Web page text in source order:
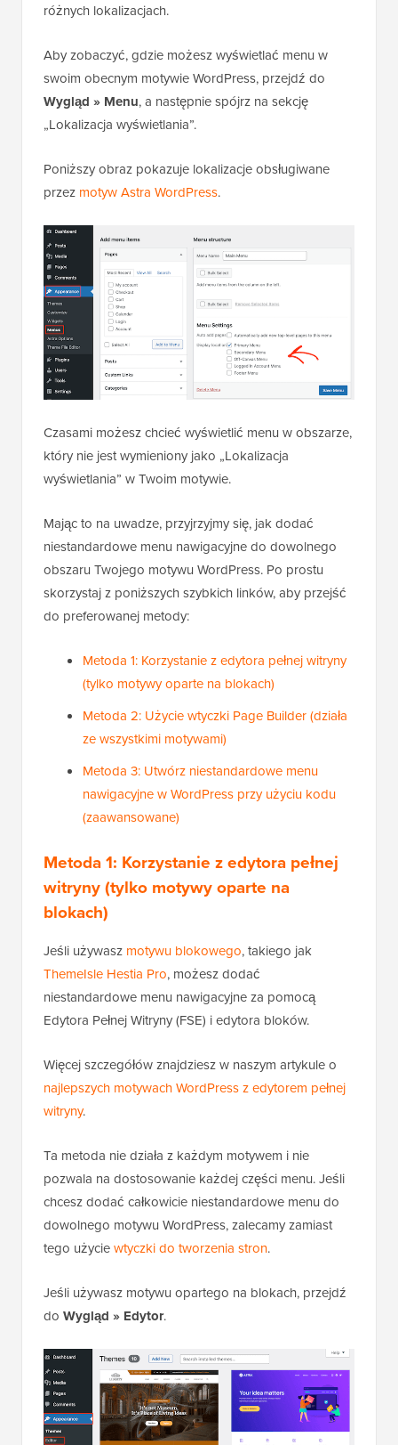
różnych lokalizacjach.
Aby zobaczyć, gdzie możesz wyświetlać menu w
swoim obecnym motywie WordPress, przejdź do
Wygląd » Menu, a następnie spójrz na sekcję
„Lokalizacja wyświetlania”.
Poniższy obraz pokazuje lokalizacje obsługiwane
przez motyw Astra WordPress.
Czasami możesz chcieć wyświetlić menu w obszarze,
który nie jest wymieniony jako „Lokalizacja
wyświetlania” w Twoim motywie.
Mając to na uwadze, przyjrzyjmy się, jak dodać
niestandardowe menu nawigacyjne do dowolnego
obszaru Twojego motywu WordPress. Po prostu
skorzystaj z poniższych szybkich linków, aby przejść
do preferowanej metody:
Metoda 1: Korzystanie z edytora pełnej witryny
(tylko motywy oparte na blokach)
Metoda 2: Użycie wtyczki Page Builder (działa
ze wszystkimi motywami)
Metoda 3: Utwórz niestandardowe menu
nawigacyjne w WordPress przy użyciu kodu
(zaawansowane)
Metoda 1: Korzystanie z edytora pełnej
witryny (tylko motywy oparte na
blokach)
Jeśli używasz motywu blokowego, takiego jak
ThemeIsle Hestia Pro, możesz dodać
niestandardowe menu nawigacyjne za pomocą
Edytora Pełnej Witryny (FSE) i edytora bloków.
Więcej szczegółów znajdziesz w naszym artykule o
najlepszych motywach WordPress z edytorem pełnej
witryny.
Ta metoda nie działa z każdym motywem i nie
pozwala na dostosowanie każdej części menu. Jeśli
chcesz dodać całkowicie niestandardowe menu do
dowolnego motywu WordPress, zalecamy zamiast
tego użyciewtyczki do tworzenia stron.
Jeśli używasz motywu opartego na blokach, przejdź
do Wygląd » Edytor.